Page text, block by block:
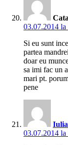
03.07.2014 la
Si eu sunt
partea
doar eu
sa imi fac un
mari pt.
pene
03.07.2014 la